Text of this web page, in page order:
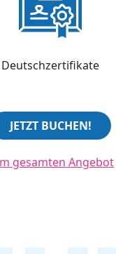
Deutschzertifikate
JETZT BUCHEN!
gesamten Angebot